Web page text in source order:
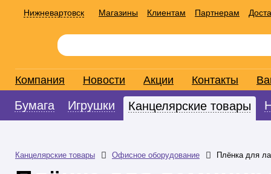
Нижневартовск Магазины Клиентам Партнерам
Компания Новости Акции Контакты
Бумага Игрушки Канцелярские товары
Канцелярские товары Офисное оборудование Плёнка для